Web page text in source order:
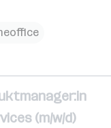
(m/w/d)